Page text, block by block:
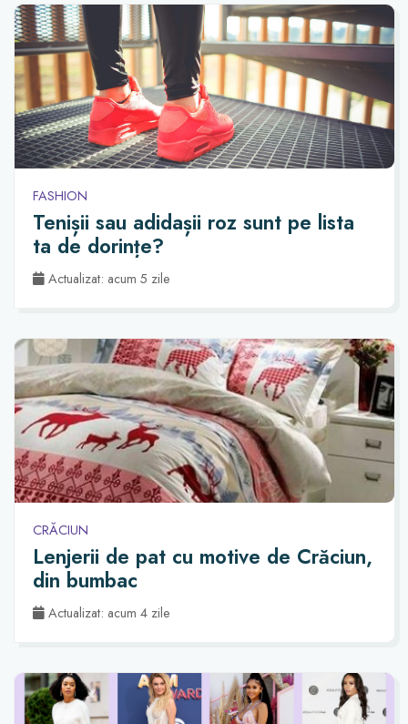
FASHION
Tenișii sau adidașii roz sunt pe lista
ta de dorințe?
Actualizat: acum 5 zile
CRĂCIUN
Lenjerii de pat cu motive de Crăciun,
din bumbac
Actualizat: acum 4 zile